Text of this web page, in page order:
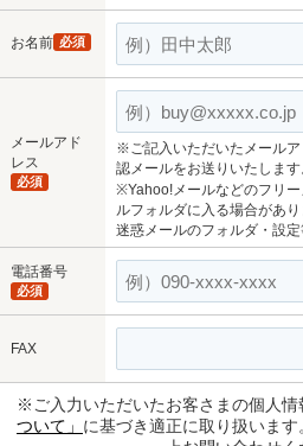
お名前 必須
メールアド
レス
必須
※ご記入いただいたメール
認メールをお送りいたします
※Yahoo!メールなどのフリ
ルフォルダに入る場合があり
迷惑メールのフォルダ・設定
電話番号
必須
FAX
※ご入力いただいたお客さまの個人情
ついて」 に基づき適正に取り扱いま